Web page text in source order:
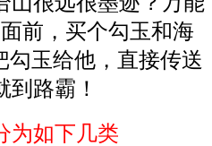
前，买个勾玉和海
勾玉给他，直接传送
路霸！
为如下几类